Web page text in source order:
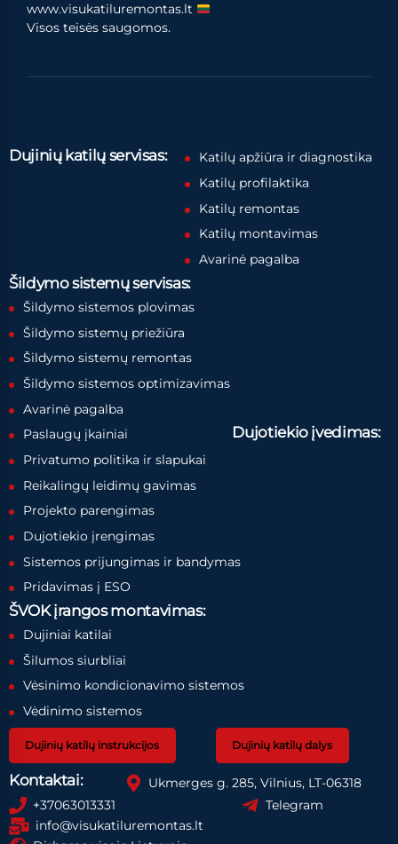
www.visukatiluremontas.lt
Visos teisės saugomos.
Dujinių katilų servisas:
Katilų apžiūra ir diagnostika
Katilų profilaktika
Katilų remontas
Katilų montavimas
Avarinė pagalba
Šildymo sistemų servisas:
Šildymo sistemos plovimas
Šildymo sistemų priežiūra
Šildymo sistemų remontas
Šildymo sistemos optimizavimas
Avarinė pagalba
Paslaugų įkainiai
Privatumo politika ir slapukai
Dujotiekio įvedimas:
Reikalingų leidimų gavimas
Projekto parengimas
Dujotiekio įrengimas
Sistemos prijungimas ir bandymas
Pridavimas į ESO
ŠVOK įrangos montavimas:
Dujiniai katilai
Šilumos siurbliai
Vėsinimo kondicionavimo sistemos
Vėdinimo sistemos
Dujinių katilų instrukcijos Dujinių katilų dalys
Kontaktai:
Ukmerges g. 285, Vilnius, LT-06318
+37063013331
Telegram
info@visukatiluremontas.lt